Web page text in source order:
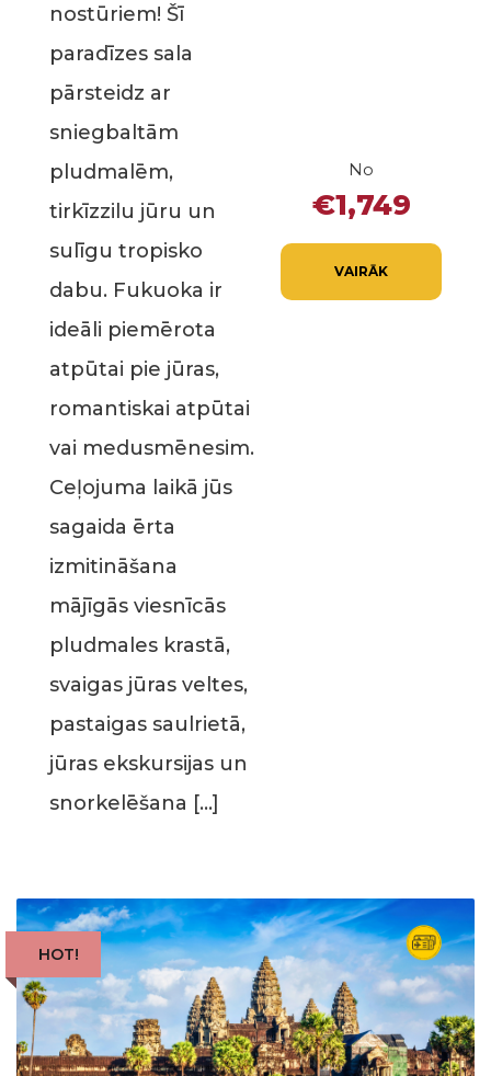
nostūriem! Šī
paradīzes sala
pārsteidz ar
sniegbaltām
pludmalēm,
tirkīzzilu jūru un
sulīgu tropisko
dabu. Fukuoka ir
ideāli piemērota
atpūtai pie jūras,
romantiskai atpūtai
vai medusmēnesim.
Ceļojuma laikā jūs
sagaida ērta
izmitināšana
mājīgās viesnīcās
pludmales krastā,
svaigas jūras veltes,
pastaigas saulrietā,
jūras ekskursijas un
snorkelēšana […]
No
€1,749
VAIRĀK
HOT!